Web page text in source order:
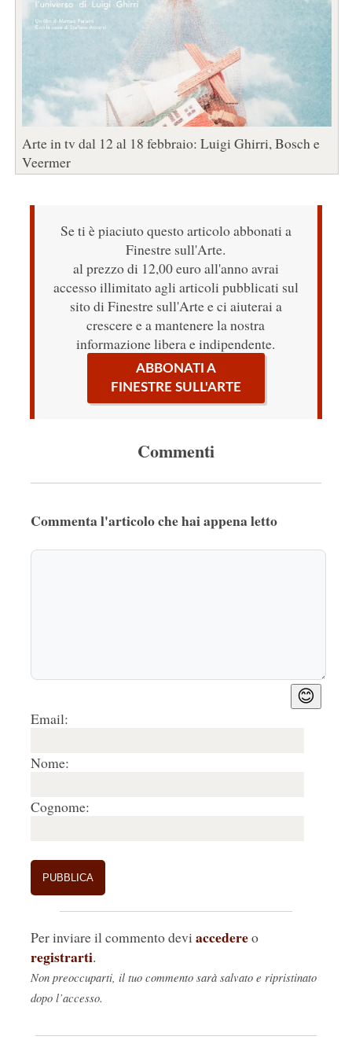
Arte in tv dal 12 al 18 febbraio: Luigi Ghirri, Bosch e
Veermer
Se ti è piaciuto questo articolo abbonati a
Finestre sull'Arte.
al prezzo di 12,00 euro all'anno avrai
accesso illimitato agli articoli pubblicati sul
sito di Finestre sull'Arte e ci aiuterai a
crescere e a mantenere la nostra
informazione libera e indipendente.
ABBONATI A
FINESTRE SULL'ARTE
Commenti
Commenta l'articolo che hai appena letto
😊
Email:
Nome:
Cognome:
Per inviare il commento devi accedereo
registrarti.
Non preoccuparti, il tuo commento sarà salvato e ripristinato
dopo l’accesso.